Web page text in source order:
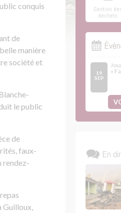
conquis
de
manière
société et
le public
de
faux-
rendez-
Guilloux,
Gestion des
déchets
19
SEP
«
En